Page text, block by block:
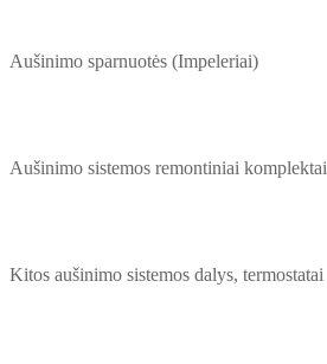
Aušinimo sparnuotės (Impeleriai)
Aušinimo sistemos remontiniai komplektai
Kitos aušinimo sistemos dalys, termostatai